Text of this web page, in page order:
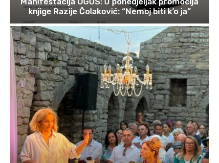
knjige Razije Čolaković: “Nemoj biti k’o ja”